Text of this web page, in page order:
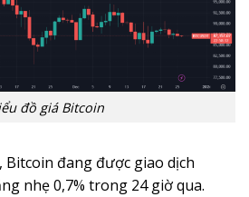
đồ giá Bitcoin
đang được giao dịch
nhẹ 0,7% trong 24 giờ qua.